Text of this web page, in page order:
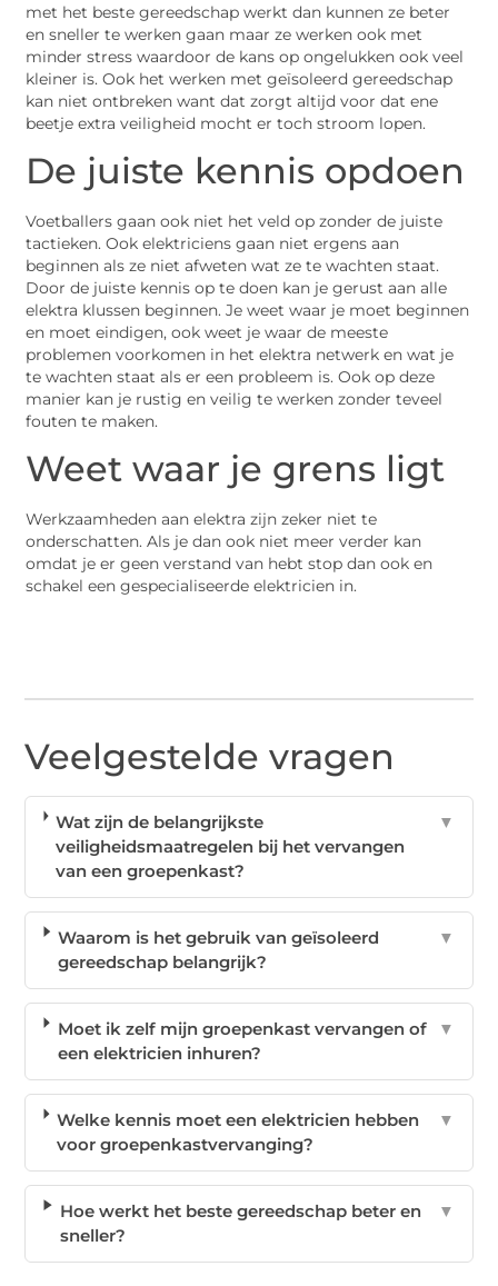
met het beste gereedschap werkt dan kunnen ze beter
en sneller te werken gaan maar ze werken ook met
minder stress waardoor de kans op ongelukken ook veel
kleiner is. Ook het werken met geïsoleerd gereedschap
kan niet ontbreken want dat zorgt altijd voor dat ene
beetje extra veiligheid mocht er toch stroom lopen.
De juiste kennis opdoen
Voetballers gaan ook niet het veld op zonder de juiste
tactieken. Ook elektriciens gaan niet ergens aan
beginnen als ze niet afweten wat ze te wachten staat.
Door de juiste kennis op te doen kan je gerust aan alle
elektra klussen beginnen. Je weet waar je moet beginnen
en moet eindigen, ook weet je waar de meeste
problemen voorkomen in het elektra netwerk en wat je
te wachten staat als er een probleem is. Ook op deze
manier kan je rustig en veilig te werken zonder teveel
fouten te maken.
Weet waar je grens ligt
Werkzaamheden aan elektra zijn zeker niet te
onderschatten. Als je dan ook niet meer verder kan
omdat je er geen verstand van hebt stop dan ook en
schakel een gespecialiseerde elektricien in.
Veelgestelde vragen
Wat zijn de belangrijkste
veiligheidsmaatregelen bij het vervangen
van een groepenkast?
▼
Waarom is het gebruik van geïsoleerd
gereedschap belangrijk?
▼
Moet ik zelf mijn groepenkast vervangen of
een elektricien inhuren?
▼
Welke kennis moet een elektricien hebben
voor groepenkastvervanging?
▼
Hoe werkt het beste gereedschap beter en
sneller?
▼